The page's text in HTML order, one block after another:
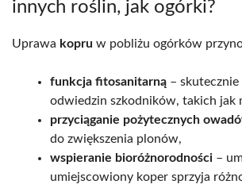
innych roślin, jak ogórki?
Uprawa kopru w pobliżu ogórków
funkcja fitosanitarną –
odwiedzin szkodników, takich jak
przyciąganie pożytecznych
do zwiększenia plonów,
wspieranie bioróżnorodności –
umiejscowiony koper sprzyja